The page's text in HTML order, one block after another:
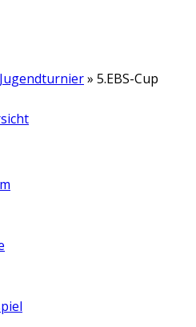
Jugendturnier» 5.EBS-Cup